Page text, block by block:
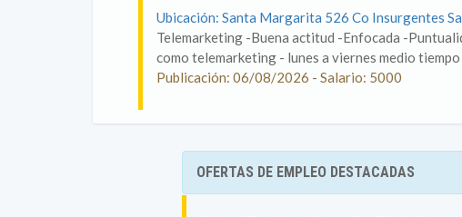
Ubicación: Santa Margarita 526 Co Insurgentes
Telemarketing -Buena actitud -Enfocada -
como telemarketing - lunes a viernes medio
Publicación: 06/08/2026 - Salario: 5000
OFERTAS DE EMPLEO DESTACADAS